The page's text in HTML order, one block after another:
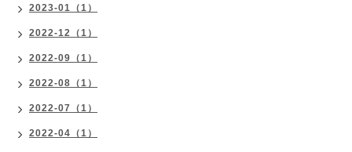
2023-01（1）
2022-12（1）
2022-09（1）
2022-08（1）
2022-07（1）
2022-04（1）